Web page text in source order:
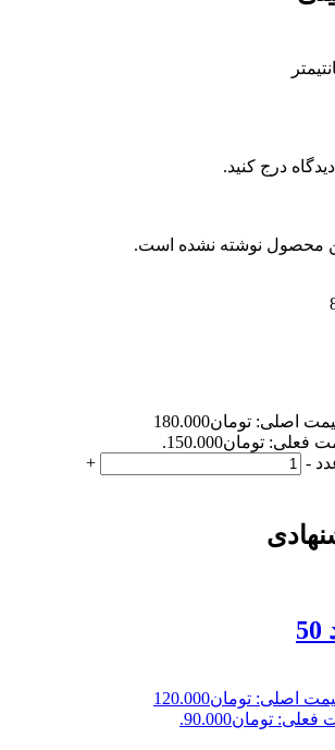
درج کنید.
محصول نوشته نشده است.
قیمت اصلی: تومان180.000
فعلی: تومان150.000.
-
+
قیمت اصلی: تومان120.000
تومان90.000.